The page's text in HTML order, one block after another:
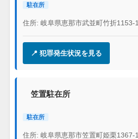
駐在所
住所: 岐阜県恵那市武並町竹折1153-1
📍 犯罪発生状況を見る
笠置駐在所
駐在所
住所: 岐阜県恵那市笠置町姫栗1367-1